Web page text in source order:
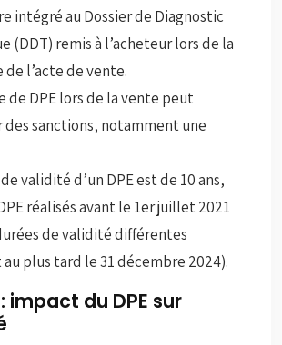
intégré au Dossier de Diagnostic
(DDT) remis à l’acheteur lors de la
de l’acte de vente.
de DPE lors de la vente peut
sanctions, notamment une
validité d’un DPE est de 10 ans,
réalisés avant le 1er juillet 2021
de validité différentes
plus tard le 31 décembre 2024).
impact du DPE sur